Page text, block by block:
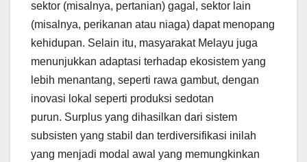
sektor (misalnya, pertanian) gagal, sektor lain
(misalnya, perikanan atau niaga) dapat menopang
kehidupan. Selain itu, masyarakat Melayu juga
menunjukkan adaptasi terhadap ekosistem yang
lebih menantang, seperti rawa gambut, dengan
inovasi lokal seperti produksi sedotan
purun. Surplus yang dihasilkan dari sistem
subsisten yang stabil dan terdiversifikasi inilah
yang menjadi modal awal yang memungkinkan